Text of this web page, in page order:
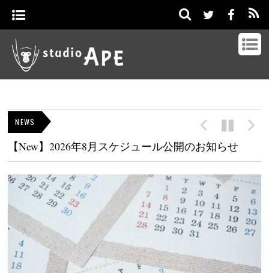
NEWS
【New】2026年8月スケジュール公開のお知らせ